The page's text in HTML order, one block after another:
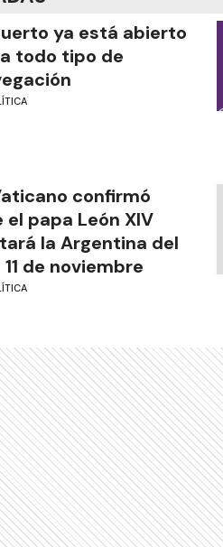
ya está abierto
todo tipo de
confirmó
el papa León XIV
la Argentina del
11 de noviembre